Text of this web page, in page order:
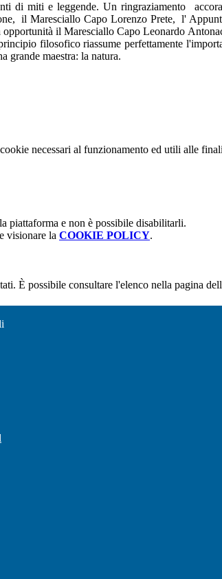
di miti e leggende. Un ringraziamento
il Maresciallo Capo Lorenzo Prete, l'
il Maresciallo Capo Leonardo
filosofico riassume perfettamente
grande maestra: la natura.
necessari al funzionamento ed utili alle
piattaforma e non è possibile disabilitarli.
visionare la COOKIE POLICY.
È possibile consultare l'elenco nella pagina